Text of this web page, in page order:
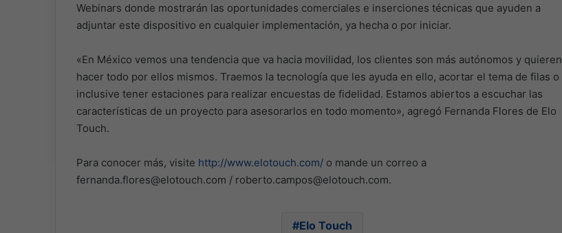
Webinars donde mostrarán las oportunidades comerciales e inserciones técnicas que ayuden a
adjuntar este dispositivo en cualquier implementación, ya hecha o por iniciar.
«En México vemos una tendencia que va hacia movilidad, los clientes son más autónomos y quieren
hacer todo por ellos mismos. Traemos la tecnología que les ayuda en ello, acortar el tema de filas o
inclusive tener estaciones para realizar encuestas de fidelidad. Estamos abiertos a escuchar las
características de un proyecto para asesorarlos en todo momento», agregó Fernanda Flores de Elo
Touch.
Para conocer más, visite http://www.elotouch.com/o mande un correo a
fernanda.flores@elotouch.com / roberto.campos@elotouch.com.
Elo Touch